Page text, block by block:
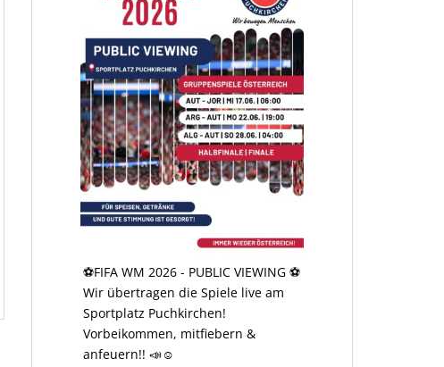
⚽️FIFA WM 2026 - PUBLIC VIEWING ⚽️
Wir übertragen die Spiele live am
Sportplatz Puchkirchen!
Vorbeikommen, mitfiebern &
anfeuern!! 📣☺️